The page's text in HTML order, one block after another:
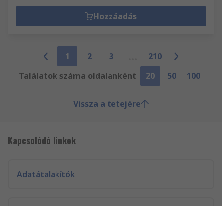
Hozzáadás
1 2 3
210
Találatok száma oldalanként
20 50 100
Vissza a tetejére
Kapcsolódó linkek
Adatátalakítók